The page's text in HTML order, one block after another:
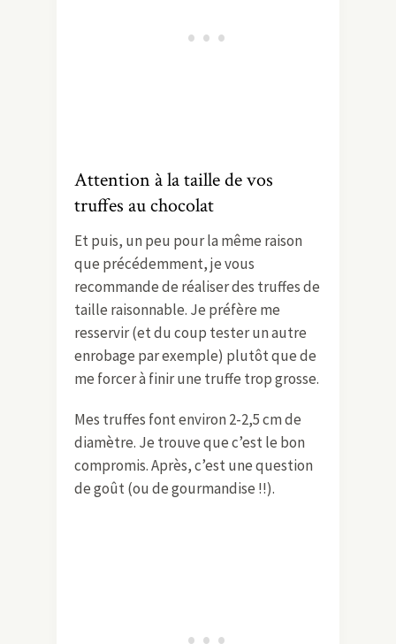
Attention à la taille de vos
truffes au chocolat
Et puis, un peu pour la même raison
que précédemment, je vous
recommande de réaliser des truffes de
taille raisonnable. Je préfère me
resservir (et du coup tester un autre
enrobage par exemple) plutôt que de
me forcer à finir une truffe trop grosse.
Mes truffes font environ 2-2,5 cm de
diamètre. Je trouve que c’est le bon
compromis. Après, c’est une question
de goût (ou de gourmandise !!).